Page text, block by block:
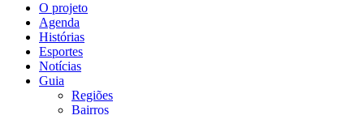
O projeto
Agenda
Histórias
Esportes
Notícias
Guia
Regiões
Bairros